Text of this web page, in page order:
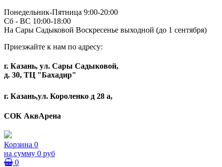
Понедельник-Пятница 9:00-20:00
Сб - ВС 10:00-18:00
На Сары Садыковой Воскресенье выходной (до 1 сентября)
Приезжайте к нам по адресу:
г. Казань, ул. Сары Садыковой,
д. 30, ТЦ "Бахадир"
г. Казань,ул. Короленко д 28 а,
СОК АквАрена
Корзина 0
на сумму 0 руб
0